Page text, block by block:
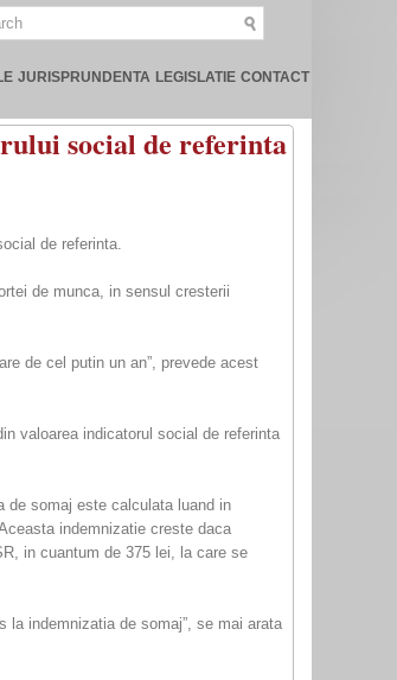
JURISPRUNDENTA LEGISLATIE CONTACT
social de referinta
de referinta.
de munca, in sensul cresterii
de cel putin un an”, prevede acest
valoarea indicatorul social de referinta
de somaj este calculata luand in
indemnizatie creste daca
in cuantum de 375 lei, la care se
la indemnizatia de somaj”, se mai arata